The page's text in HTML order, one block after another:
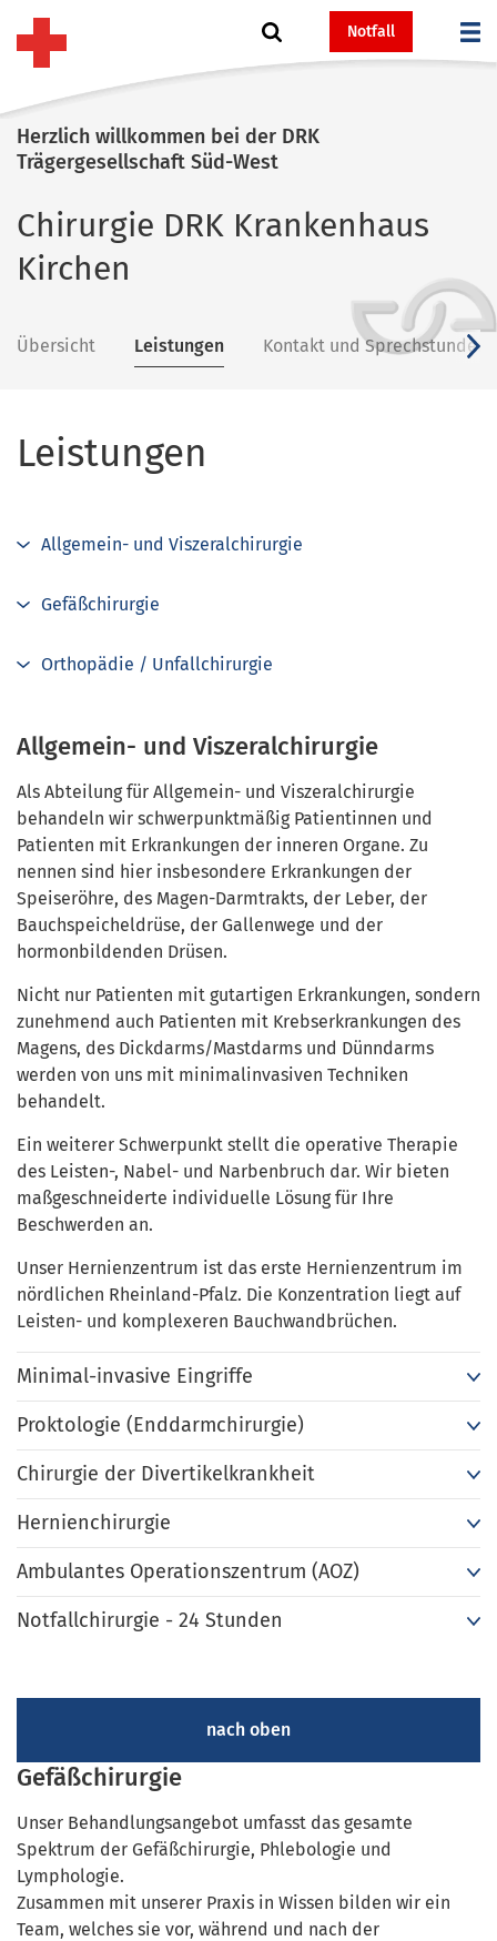
Notfall
Herzlich willkommen bei der DRK
Trägergesellschaft Süd-West
Chirurgie DRK Krankenhaus
Kirchen
Übersicht Leistungen Kontakt und Sprechstunden
Leistungen
Allgemein- und Viszeralchirurgie
Gefäßchirurgie
Orthopädie / Unfallchirurgie
Allgemein- und Viszeralchirurgie
Als Abteilung für Allgemein- und Viszeralchirurgie
behandeln wir schwerpunktmäßig Patientinnen und
Patienten mit Erkrankungen der inneren Organe. Zu
nennen sind hier insbesondere Erkrankungen der
Speiseröhre, des Magen-Darmtrakts, der Leber, der
Bauchspeicheldrüse, der Gallenwege und der
hormonbildenden Drüsen.
Nicht nur Patienten mit gutartigen Erkrankungen, sondern
zunehmend auch Patienten mit Krebserkrankungen des
Magens, des Dickdarms/Mastdarms und Dünndarms
werden von uns mit minimalinvasiven Techniken
behandelt.
Ein weiterer Schwerpunkt stellt die operative Therapie
des Leisten-, Nabel- und Narbenbruch dar. Wir bieten
maßgeschneiderte individuelle Lösung für Ihre
Beschwerden an.
Unser Hernienzentrum ist das erste Hernienzentrum im
nördlichen Rheinland-Pfalz. Die Konzentration liegt auf
Leisten- und komplexeren Bauchwandbrüchen.
Minimal-invasive Eingriffe
Proktologie (Enddarmchirurgie)
Chirurgie der Divertikelkrankheit
Hernienchirurgie
Ambulantes Operationszentrum (AOZ)
Notfallchirurgie - 24 Stunden
nach oben
Gefäßchirurgie
Unser Behandlungsangebot umfasst das gesamte
Spektrum der Gefäßchirurgie, Phlebologie und
Lymphologie.
Zusammen mit unserer Praxis in Wissen bilden wir ein
Team, welches sie vor, während und nach der